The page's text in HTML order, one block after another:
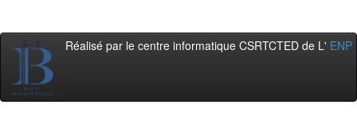
Réalisé par le centre informatique CSRTCTED de L' ENP